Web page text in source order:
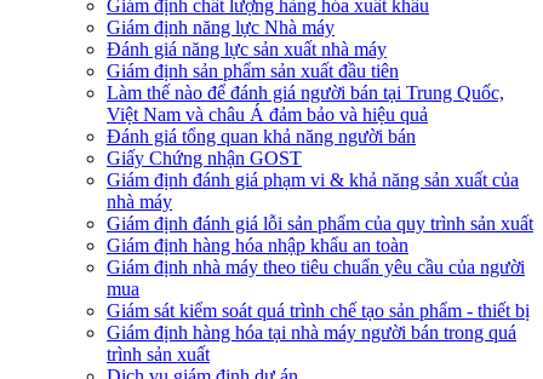
Giám định chất lượng hàng hóa xuất khẩu
Giám định năng lực Nhà máy
Đánh giá năng lực sản xuất nhà máy
Giám định sản phẩm sản xuất đầu tiên
Làm thế nào để đánh giá người bán tại Trung Quốc,
Việt Nam và châu Á đảm bảo và hiệu quả
Đánh giá tổng quan khả năng người bán
Giấy Chứng nhận GOST
Giám định đánh giá phạm vi & khả năng sản xuất của
nhà máy
Giám định đánh giá lỗi sản phẩm của quy trình sản xuất
Giám định hàng hóa nhập khẩu an toàn
Giám định nhà máy theo tiêu chuẩn yêu cầu của người
mua
Giám sát kiểm soát quá trình chế tạo sản phẩm - thiết bị
Giám định hàng hóa tại nhà máy người bán trong quá
trình sản xuất